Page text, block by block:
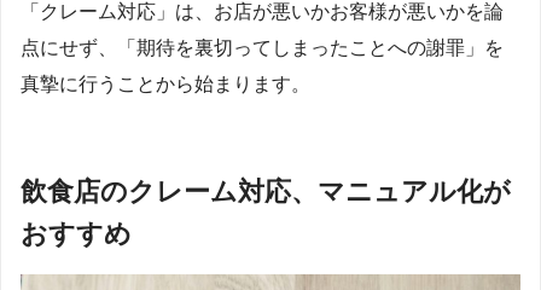
「クレーム対応」は、お店が悪いかお客様が悪いかを論
点にせず、「期待を裏切ってしまったことへの謝罪」を
真摯に行うことから始まります。
飲食店のクレーム対応、マニュアル化が
おすすめ